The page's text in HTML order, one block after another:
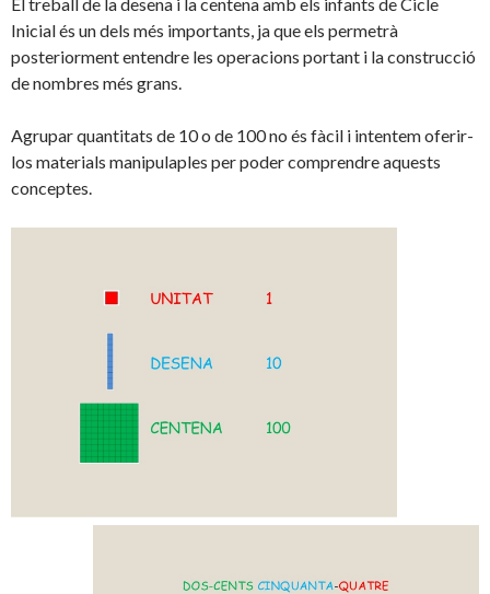
El treball de la desena i la centena amb els infants de Cicle
Inicial és un dels més importants, ja que els permetrà
posteriorment entendre les operacions portant i la construcció
de nombres més grans.
Agrupar quantitats de 10 o de 100 no és fàcil i intentem oferir-
los materials manipulaples per poder comprendre aquests
conceptes.